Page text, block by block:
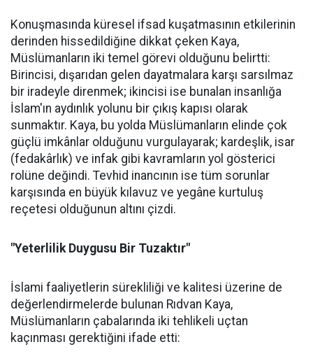
Konuşmasında küresel ifsad kuşatmasının etkilerinin
derinden hissedildiğine dikkat çeken Kaya,
Müslümanların iki temel görevi olduğunu belirtti:
Birincisi, dışarıdan gelen dayatmalara karşı sarsılmaz
bir iradeyle direnmek; ikincisi ise bunalan insanlığa
İslam'ın aydınlık yolunu bir çıkış kapısı olarak
sunmaktır. Kaya, bu yolda Müslümanların elinde çok
güçlü imkânlar olduğunu vurgulayarak; kardeşlik, isar
(fedakârlık) ve infak gibi kavramların yol gösterici
rolüne değindi. Tevhid inancının ise tüm sorunlar
karşısında en büyük kılavuz ve yegâne kurtuluş
reçetesi olduğunun altını çizdi.
"Yeterlilik Duygusu Bir Tuzaktır"
İslami faaliyetlerin sürekliliği ve kalitesi üzerine de
değerlendirmelerde bulunan Rıdvan Kaya,
Müslümanların çabalarında iki tehlikeli uçtan
kaçınması gerektiğini ifade etti: